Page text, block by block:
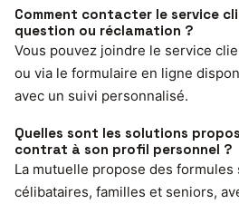
Comment contacter le service
question ou réclamation ?
Vous pouvez joindre le service
ou via le formulaire en ligne
avec un suivi personnalisé.
Quelles sont les solutions
contrat à son profil personnel ?
La mutuelle propose des
célibataires, familles et seniors,